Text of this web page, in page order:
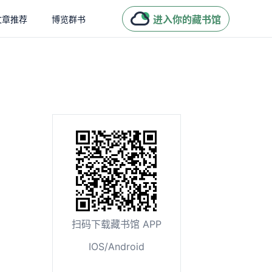
章推荐 博览群书 进入你的藏书馆
扫码下载藏书馆 APP
IOS/Android